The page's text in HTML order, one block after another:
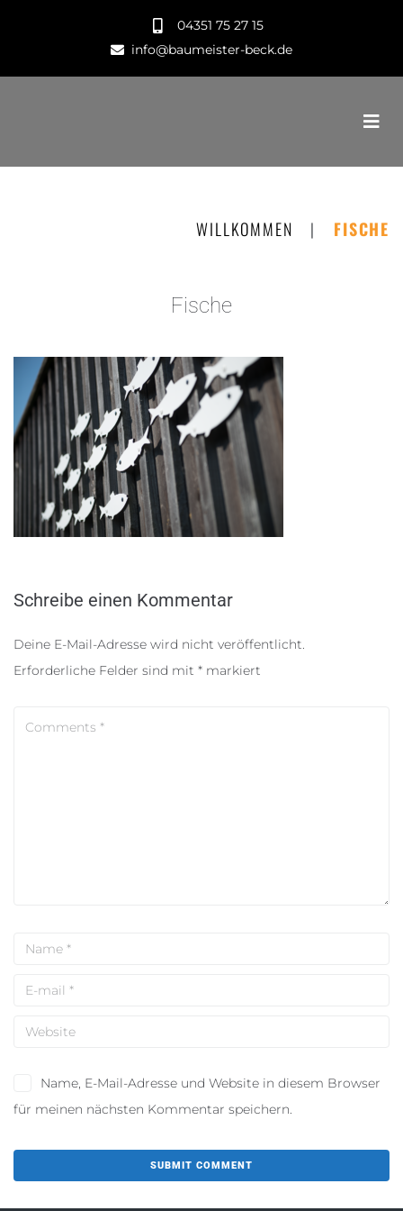
04351 75 27 15
info@baumeister-beck.de
WILLKOMMEN | FISCHE
Fische
Schreibe einen Kommentar
Deine E-Mail-Adresse wird nicht veröffentlicht.
Erforderliche Felder sind mit * markiert
Name, E-Mail-Adresse und Website in diesem Browser
für meinen nächsten Kommentar speichern.